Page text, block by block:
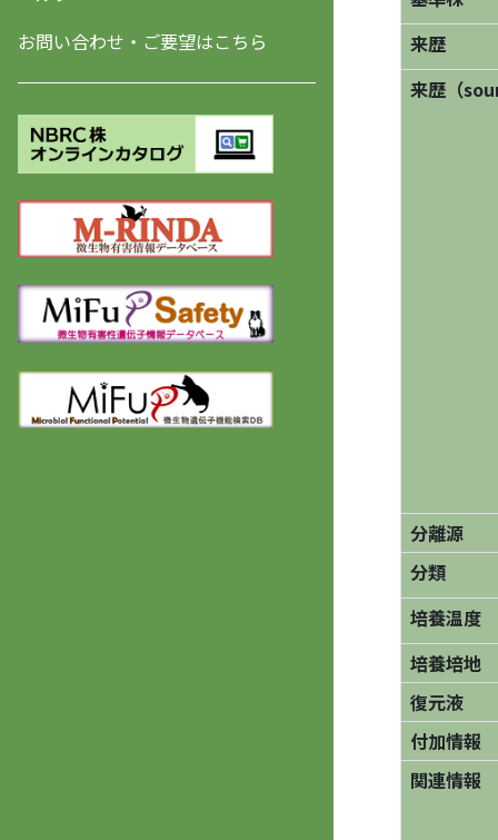
お問い合わせ・ご要望はこちら
来歴
来歴（
分離源
分類
培養温度
培養培地
復元液
付加情報
関連情報